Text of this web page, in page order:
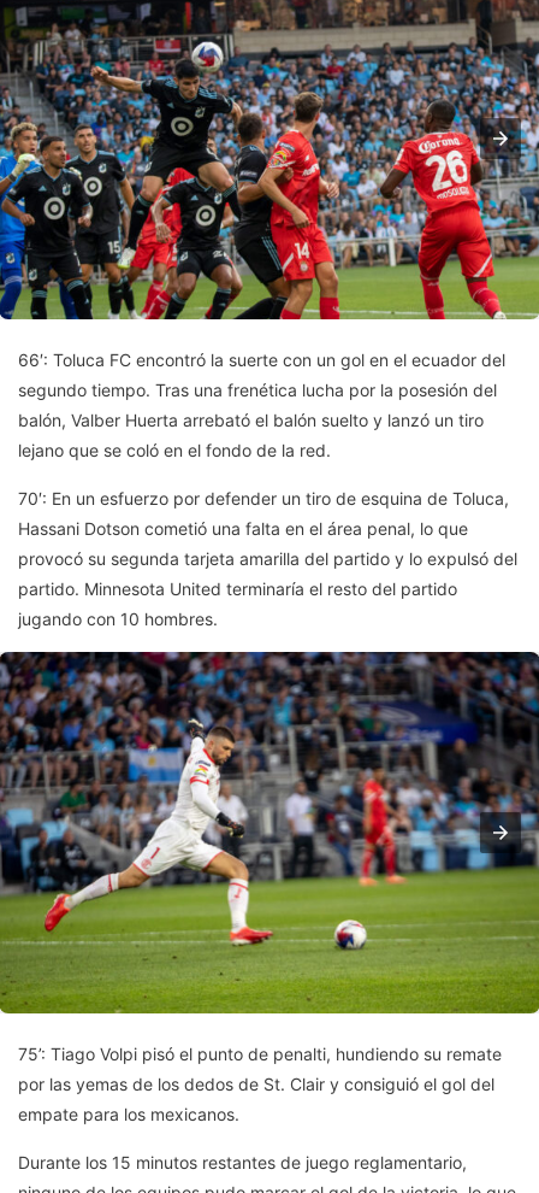
66′: Toluca FC encontró la suerte con un gol en el ecuador del
segundo tiempo. Tras una frenética lucha por la posesión del
balón, Valber Huerta arrebató el balón suelto y lanzó un tiro
lejano que se coló en el fondo de la red.
70′: En un esfuerzo por defender un tiro de esquina de Toluca,
Hassani Dotson cometió una falta en el área penal, lo que
provocó su segunda tarjeta amarilla del partido y lo expulsó del
partido. Minnesota United terminaría el resto del partido
jugando con 10 hombres.
75’: Tiago Volpi pisó el punto de penalti, hundiendo su remate
por las yemas de los dedos de St. Clair y consiguió el gol del
empate para los mexicanos.
Durante los 15 minutos restantes de juego reglamentario,